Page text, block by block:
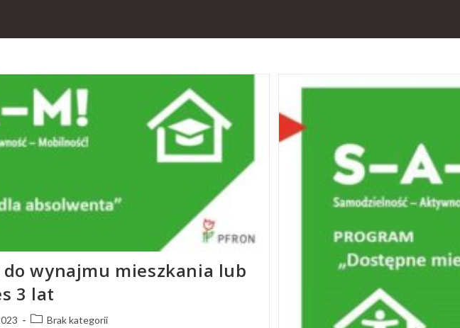
wynajmu mieszkania lub
3 lat
Brak kategorii